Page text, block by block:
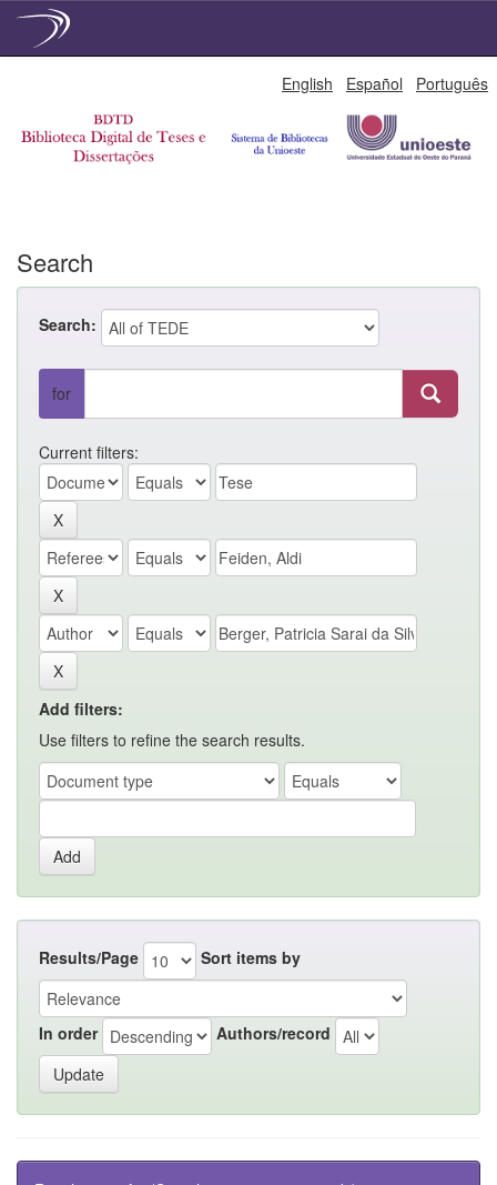
English Español Português
Search
Search:
for
Current filters:
Add filters:
Use filters to refine the search results.
Results/Page Sort items by
In order Authors/record